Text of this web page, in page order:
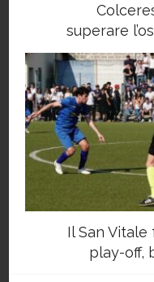
superare
Il San
play-off,